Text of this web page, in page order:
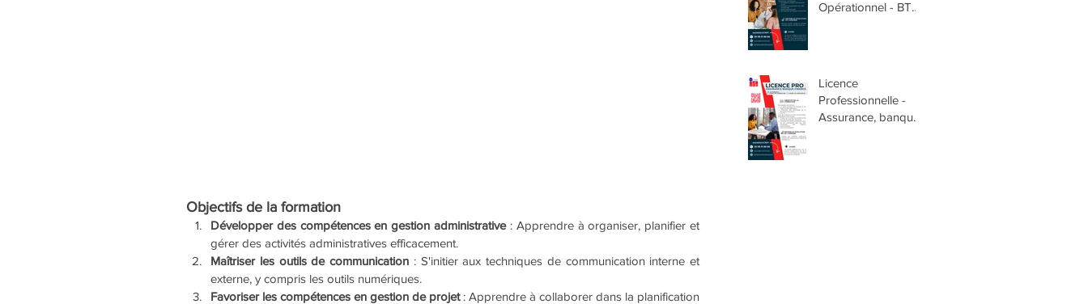
Objectifs de la formation
Développer des compétences en gestion administrative : Apprendre à organiser, planifier et
gérer des activités administratives efficacement.
Maîtriser les outils de communication : S'initier aux techniques de communication interne et
externe, y compris les outils numériques.
Favoriser les compétences en gestion de projet : Apprendre à collaborer dans la planification
Opérationnel - BTS
Licence
Professionnelle -
Assurance, banque,